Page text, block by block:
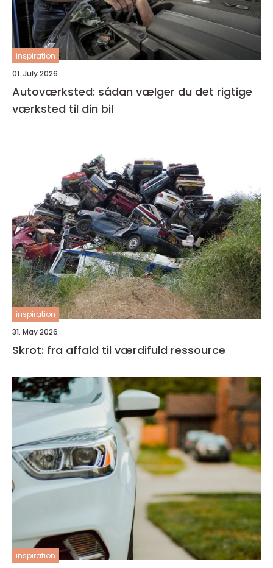
inspiration
01. July 2026
Autoværksted: sådan vælger du det rigtige
værksted til din bil
inspiration
31. May 2026
Skrot: fra affald til værdifuld ressource
inspiration